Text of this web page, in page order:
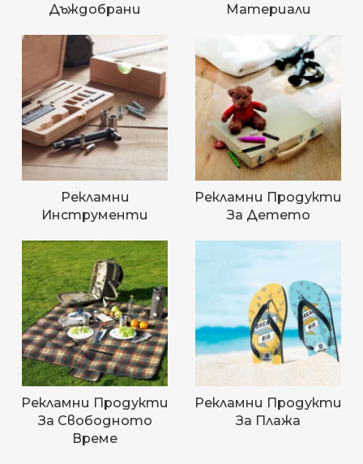
Дъждобрани
Материали
Рекламни
Инструменти
Рекламни Продукти
За Детето
Рекламни Продукти
За Свободното
Време
Рекламни Продукти
За Плажа